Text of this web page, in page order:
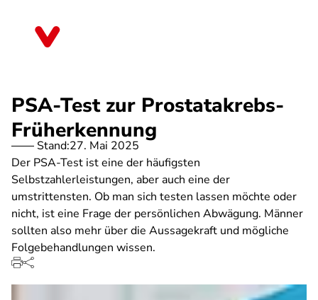
PSA-Test zur Prostatakrebs-
Früherkennung
Stand:27. Mai 2025
Der PSA-Test ist eine der häufigsten
Selbstzahlerleistungen, aber auch eine der
umstrittensten. Ob man sich testen lassen möchte oder
nicht, ist eine Frage der persönlichen Abwägung. Männer
sollten also mehr über die Aussagekraft und mögliche
Folgebehandlungen wissen.